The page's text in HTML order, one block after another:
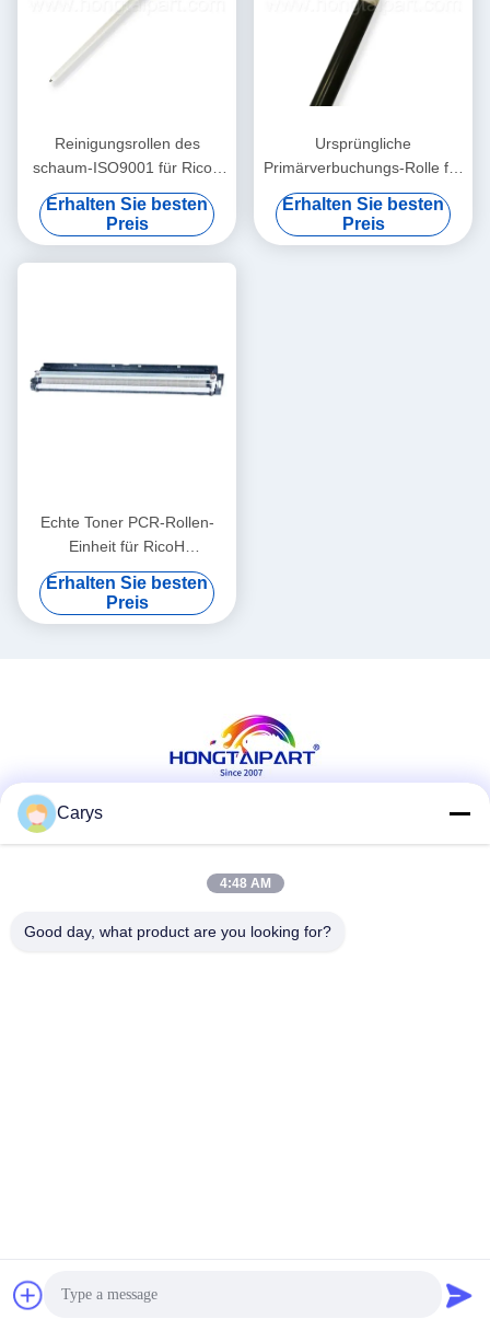
Reinigungsrollen des
schaum-ISO9001 für Ricoh
Mpc2500 3000 3500 4500
6000 6001
Erhalten Sie besten
Preis
Ursprüngliche
Primärverbuchungs-Rolle für
Parlamentarier C7501 Ricoh
Aficio des Parlamentarier-
C6000 Parlamentarier-
Erhalten Sie besten
Preis
Echte Toner PCR-Rollen-
Einheit für RicoH
Parlamentarier C5502
C4502 C3502 C3002
Erhalten Sie besten
Preis
Schnelle Kontaktaufnahme
China gut Qualität Toner-Patrone Lieferant. Copyright-© 2016-
2026 HongTai Office Accessories Ltd . Alle Rechte vorbehalten.
Carys
4:48 AM
Good day, what product are you looking for?